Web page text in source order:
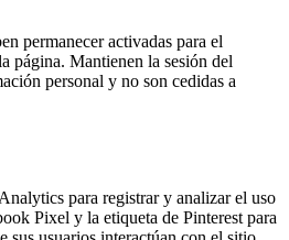
permanecer activadas para el
página. Mantienen la sesión del
personal y no son cedidas a
para registrar y analizar el uso
Pixel y la etiqueta de Pinterest para